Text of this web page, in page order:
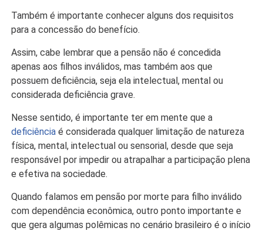
Também é importante conhecer alguns dos requisitos
para a concessão do benefício.
Assim, cabe lembrar que a pensão não é concedida
apenas aos filhos inválidos, mas também aos que
possuem deficiência, seja ela intelectual, mental ou
considerada deficiência grave.
Nesse sentido, é importante ter em mente que a
deficiência é considerada qualquer limitação de natureza
física, mental, intelectual ou sensorial, desde que seja
responsável por impedir ou atrapalhar a participação plena
e efetiva na sociedade.
Quando falamos em pensão por morte para filho inválido
com dependência econômica, outro ponto importante e
que gera algumas polêmicas no cenário brasileiro é o início